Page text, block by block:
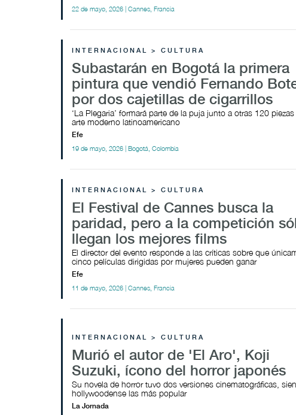
22 de mayo, 2026 | Cannes, Francia
INTERNACIONAL > CULTURA
Subastarán en Bogotá la primera
pintura que vendió Fernando
por dos cajetillas de cigarrillos
‘La Plegaria’ formará parte de la puja junto a otras 120
arte moderno latinoamericano
Efe
19 de mayo, 2026 | Bogotá, Colombia
INTERNACIONAL > CULTURA
El Festival de Cannes busca la
paridad, pero a la competición
llegan los mejores films
El director del evento responde a las críticas sobre que
cinco películas dirigidas por mujeres pueden ganar
Efe
11 de mayo, 2026 | Cannes, Francia
INTERNACIONAL > CULTURA
Murió el autor de 'El Aro', Koji
Suzuki, ícono del horror japonés
Su novela de horror tuvo dos versiones cinematográficas,
hollywoodense las más popular
La Jornada